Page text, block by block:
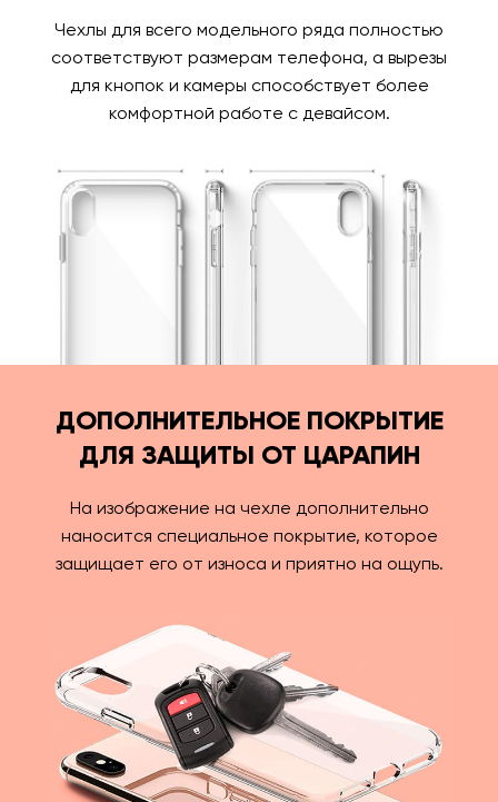
Чехлы для всего модельного ряда полностью
соответствуют размерам телефона, а вырезы
для кнопок и камеры способствует более
комфортной работе с девайсом.
ДОПОЛНИТЕЛЬНОЕ ПОКРЫТИЕ
ДЛЯ ЗАЩИТЫ ОТ ЦАРАПИН
На изображение на чехле дополнительно
наносится специальное покрытие, которое
защищает его от износа и приятно на ощупь.